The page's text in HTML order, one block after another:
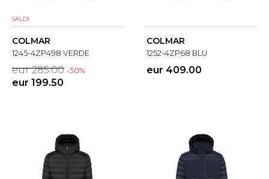
SALDI
COLMAR
1245-4ZP498 VERDE
eur 285.00 -30%
eur 199.50
COLMAR
1252-4ZP68 BLU
eur 409.00